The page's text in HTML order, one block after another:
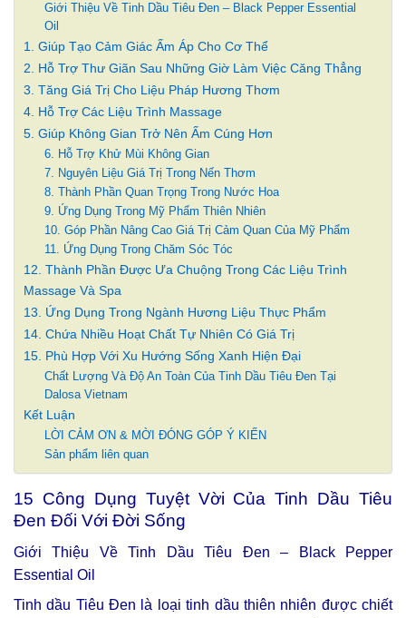
Giới Thiệu Về Tinh Dầu Tiêu Đen – Black Pepper Essential
Oil
1. Giúp Tạo Cảm Giác Ấm Áp Cho Cơ Thể
2. Hỗ Trợ Thư Giãn Sau Những Giờ Làm Việc Căng Thẳng
3. Tăng Giá Trị Cho Liệu Pháp Hương Thơm
4. Hỗ Trợ Các Liệu Trình Massage
5. Giúp Không Gian Trở Nên Ấm Cúng Hơn
6. Hỗ Trợ Khử Mùi Không Gian
7. Nguyên Liệu Giá Trị Trong Nến Thơm
8. Thành Phần Quan Trọng Trong Nước Hoa
9. Ứng Dụng Trong Mỹ Phẩm Thiên Nhiên
10. Góp Phần Nâng Cao Giá Trị Cảm Quan Của Mỹ Phẩm
11. Ứng Dụng Trong Chăm Sóc Tóc
12. Thành Phần Được Ưa Chuộng Trong Các Liệu Trình
Massage Và Spa
13. Ứng Dụng Trong Ngành Hương Liệu Thực Phẩm
14. Chứa Nhiều Hoạt Chất Tự Nhiên Có Giá Trị
15. Phù Hợp Với Xu Hướng Sống Xanh Hiện Đại
Chất Lượng Và Độ An Toàn Của Tinh Dầu Tiêu Đen Tại
Dalosa Vietnam
Kết Luận
LỜI CẢM ƠN & MỜI ĐÓNG GÓP Ý KIẾN
Sản phẩm liên quan
15 Công Dụng Tuyệt Vời Của Tinh Dầu Tiêu
Đen Đối Với Đời Sống
Giới Thiệu Về Tinh Dầu Tiêu Đen – Black Pepper
Essential Oil
Tinh dầu Tiêu Đen là loại tinh dầu thiên nhiên được chiết